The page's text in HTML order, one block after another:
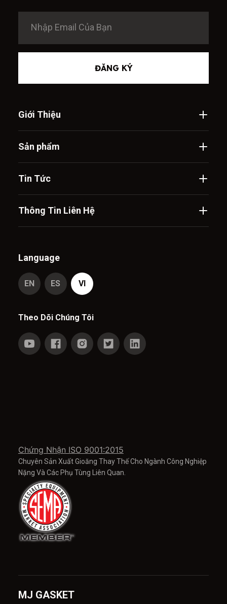
ĐĂNG KÝ
Giới Thiệu
Sản phẩm
Tin Tức
Thông Tin Liên Hệ
Chứng Nhận ISO 9001:2015
Chuyên Sản Xuất Gioăng Thay Thế Cho Ngành Công Nghiệp
Nặng Và Các Phụ Tùng Liên Quan.
Language
EN ES VI
Theo Dõi Chúng Tôi
MJ GASKET